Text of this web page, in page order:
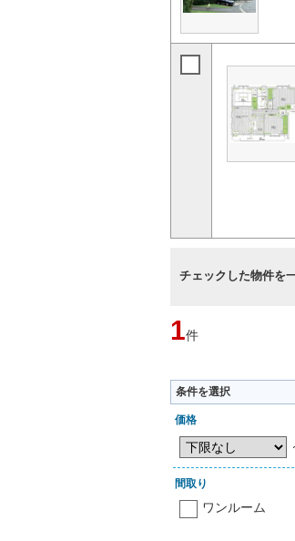
チェックした物件を
1件
条件を選択
価格
間取り
ワンルーム